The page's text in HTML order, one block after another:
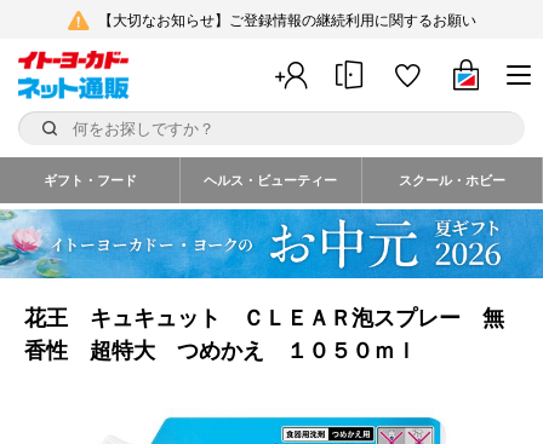
【大切なお知らせ】ご登録情報の継続利用に関するお願い
ギフト・フード ヘルス・ビューティー スクール・ホビー
花王 キュキュット ＣＬＥＡＲ泡スプレー 無
香性 超特大 つめかえ １０５０ｍｌ